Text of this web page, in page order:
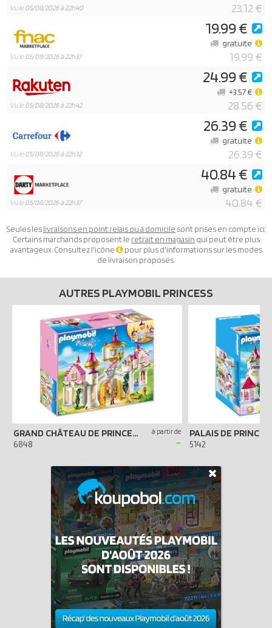
Vu le05/08/2026 à 22h40 23.12 €
Vu le05/08/2026 à 22h37
19.99 €
19.99 €
gratuite
Vu le05/08/2026 à 22h42
24.99 €
28.56 €
+3.57 €
Vu le05/08/2026 à 22h32
26.39 €
26.39 €
gratuite
Vu le05/08/2026 à 22h37
40.84 €
40.84 €
gratuite
Seules leslivraisons en point relais ou à domicile sont prises en compte ici.
Certains marchands proposent le retrait en magasin qui peut être plus
avantageux. Consultez l'icône
pour plus d'informations sur les modes
de livraison proposés.
AUTRES PLAYMOBIL PRINCESS
GRAND CHÂTEAU DE PRINCESSE
6848
à partir de
-
PALAIS DE
5142